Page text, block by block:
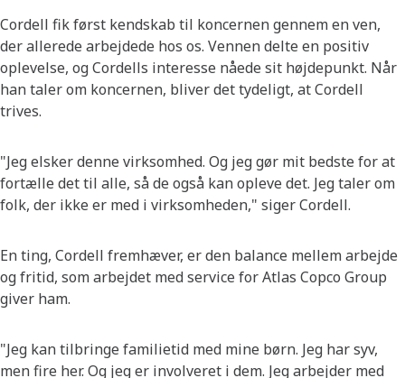
Cordell fik først kendskab til koncernen gennem en ven,
der allerede arbejdede hos os. Vennen delte en positiv
oplevelse, og Cordells interesse nåede sit højdepunkt. Når
han taler om koncernen, bliver det tydeligt, at Cordell
trives.
"Jeg elsker denne virksomhed. Og jeg gør mit bedste for at
fortælle det til alle, så de også kan opleve det. Jeg taler om
folk, der ikke er med i virksomheden," siger Cordell.
En ting, Cordell fremhæver, er den balance mellem arbejde
og fritid, som arbejdet med service for Atlas Copco Group
giver ham.
"Jeg kan tilbringe familietid med mine børn. Jeg har syv,
men fire her. Og jeg er involveret i dem. Jeg arbejder med